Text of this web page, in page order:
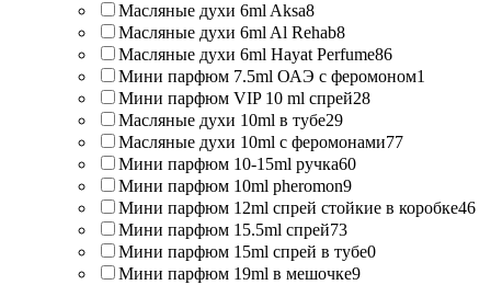
Масляные духи 6ml Aksa8
Масляные духи 6ml Al Rehab8
Масляные духи 6ml Hayat Perfume86
Мини парфюм 7.5ml ОАЭ с феромоном1
Мини парфюм VIP 10 ml спрей28
Масляные духи 10ml в тубе29
Масляные духи 10ml с феромонами77
Мини парфюм 10-15ml ручка60
Мини парфюм 10ml pheromon9
Мини парфюм 12ml спрей стойкие в коробке46
Мини парфюм 15.5ml спрей73
Мини парфюм 15ml спрей в тубе0
Мини парфюм 19ml в мешочке9